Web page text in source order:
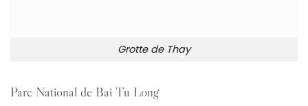
Grotte de Thay
Parc National de Bai Tu Long